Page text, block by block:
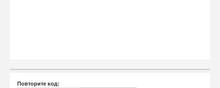
Повторите код: